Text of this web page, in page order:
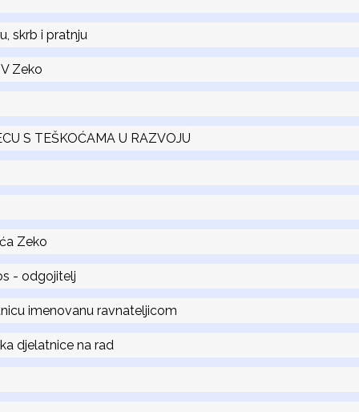
skrb i pratnju
Zeko
S TEŠKOĆAMA U RAZVOJU
Zeko
- odgojitelj
imenovanu ravnateljicom
djelatnice na rad